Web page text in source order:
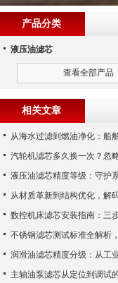
产品分类
液压油滤芯
查看全部产品
相关文章